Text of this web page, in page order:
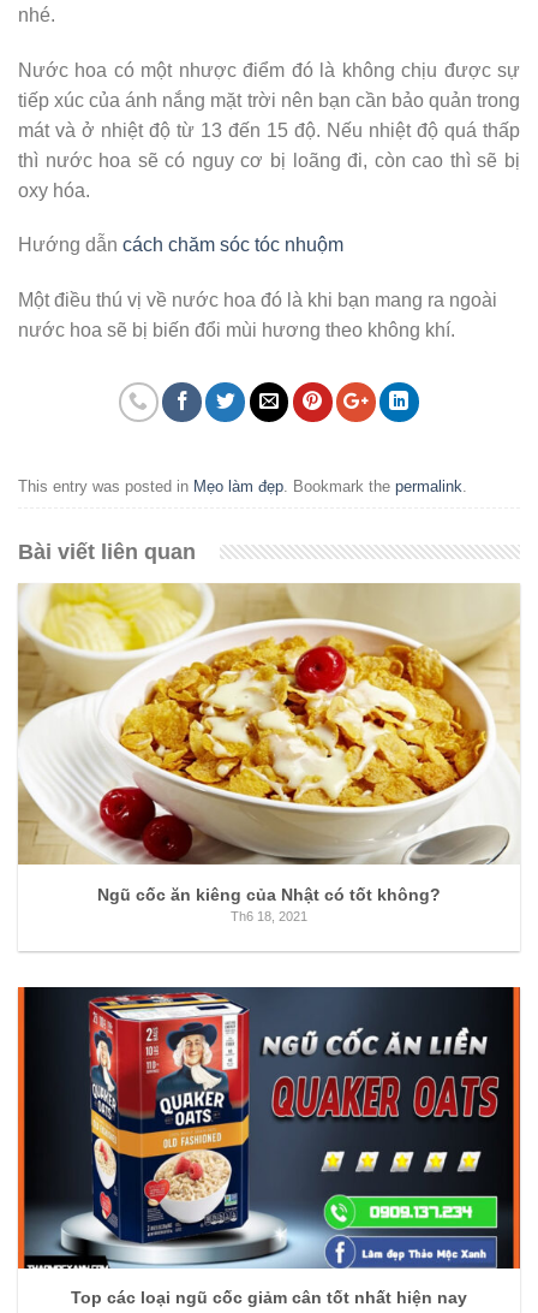
nhé.
Nước hoa có một nhược điểm đó là không chịu được sự
tiếp xúc của ánh nắng mặt trời nên bạn cần bảo quản trong
mát và ở nhiệt độ từ 13 đến 15 độ. Nếu nhiệt độ quá thấp
thì nước hoa sẽ có nguy cơ bị loãng đi, còn cao thì sẽ bị
oxy hóa.
Hướng dẫn cách chăm sóc tóc nhuộm
Một điều thú vị về nước hoa đó là khi bạn mang ra ngoài
nước hoa sẽ bị biến đổi mùi hương theo không khí.
This entry was posted in Mẹo làm đẹp . Bookmark the permalink
Bài viết liên quan
Ngũ cốc ăn kiêng của Nhật có tốt không?
Th6 18, 2021
Top các loại ngũ cốc giảm cân tốt nhất hiện nay